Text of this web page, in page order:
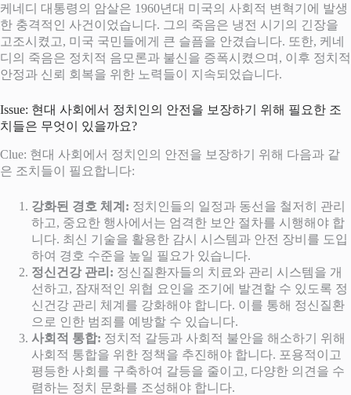
케네디 대통령의 암살은 1960년대 미국의 사회적 변혁기에 발생
한 충격적인 사건이었습니다. 그의 죽음은 냉전 시기의 긴장을
고조시켰고, 미국 국민들에게 큰 슬픔을 안겼습니다. 또한, 케네
디의 죽음은 정치적 음모론과 불신을 증폭시켰으며, 이후 정치적
안정과 신뢰 회복을 위한 노력들이 지속되었습니다.
Issue: 현대 사회에서 정치인의 안전을 보장하기 위해 필요한 조
치들은 무엇이 있을까요?
Clue: 현대 사회에서 정치인의 안전을 보장하기 위해 다음과 같
은 조치들이 필요합니다:
강화된 경호 체계: 정치인들의 일정과 동선을 철저히 관리
하고, 중요한 행사에서는 엄격한 보안 절차를 시행해야 합
니다. 최신 기술을 활용한 감시 시스템과 안전 장비를 도입
하여 경호 수준을 높일 필요가 있습니다.
정신건강 관리: 정신질환자들의 치료와 관리 시스템을 개
선하고, 잠재적인 위협 요인을 조기에 발견할 수 있도록 정
신건강 관리 체계를 강화해야 합니다. 이를 통해 정신질환
으로 인한 범죄를 예방할 수 있습니다.
사회적 통합: 정치적 갈등과 사회적 불안을 해소하기 위해
사회적 통합을 위한 정책을 추진해야 합니다. 포용적이고
평등한 사회를 구축하여 갈등을 줄이고, 다양한 의견을 수
렴하는 정치 문화를 조성해야 합니다.